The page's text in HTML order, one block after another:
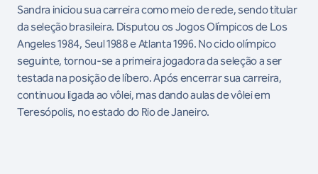
Sandra iniciou sua carreira como meio de rede, sendo titular
da seleção brasileira. Disputou os Jogos Olímpicos de Los
Angeles 1984, Seul 1988 e Atlanta 1996. No ciclo olímpico
seguinte, tornou-se a primeira jogadora da seleção a ser
testada na posição de líbero. Após encerrar sua carreira,
continuou ligada ao vôlei, mas dando aulas de vôlei em
Teresópolis, no estado do Rio de Janeiro.